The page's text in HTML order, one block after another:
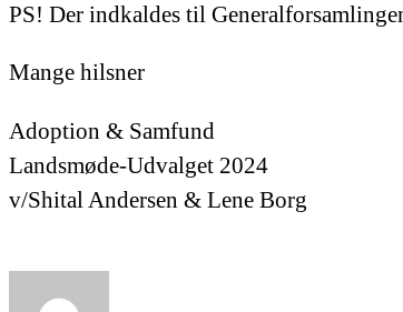
PS! Der indkaldes til
Mange hilsner
Adoption & Samfund
Landsmøde-Udvalget 2024
v/Shital Andersen & Lene Borg